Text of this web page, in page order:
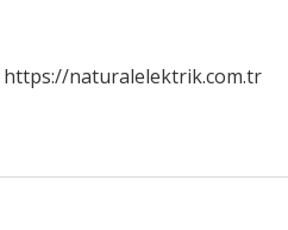
https://naturalelektrik.com.tr